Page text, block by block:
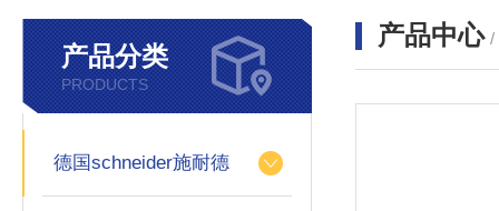
产品分类
PRODUCTS
德国schneider施耐德
产品中心 /